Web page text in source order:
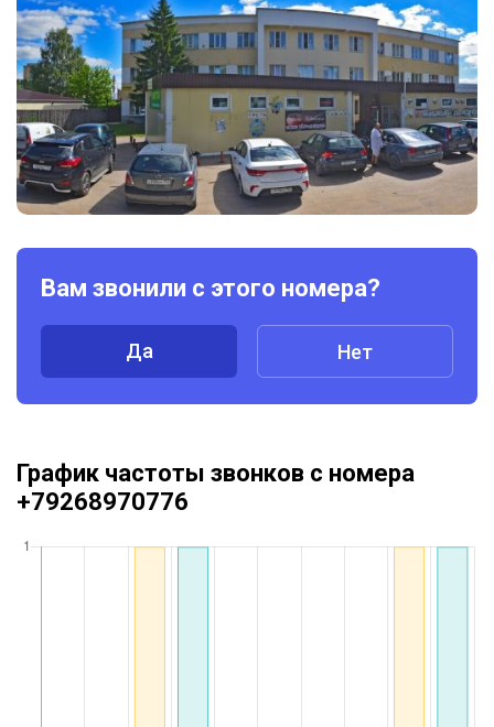
Вам звонили с этого номера?
Да Нет
График частоты звонков с номера
+79268970776